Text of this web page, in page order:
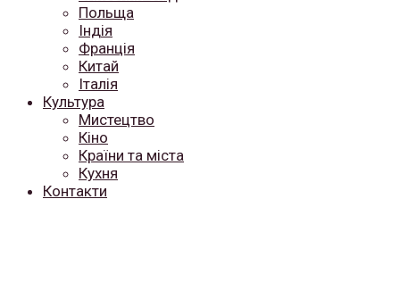
Польща
Індія
Франція
Китай
Італія
Культура
Мистецтво
Кіно
Країни та міста
Кухня
Контакти